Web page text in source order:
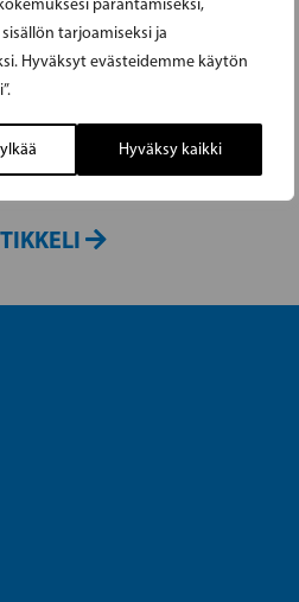
tarjoamiseksi ja
Hyväksyt evästeidemme käytön
Hyväksy kaikki
OCH
Alholmen blir